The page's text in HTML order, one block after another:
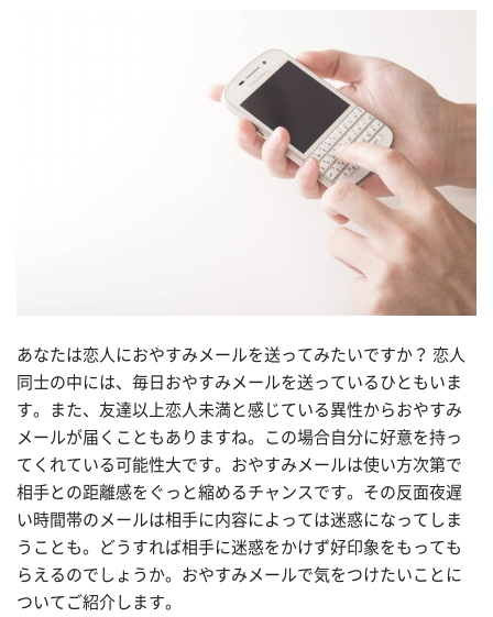
あなたは恋人におやすみメールを送ってみたいですか？ 恋人
同士の中には、毎日おやすみメールを送っているひともいま
す。また、友達以上恋人未満と感じている異性からおやすみ
メールが届くこともありますね。この場合自分に好意を持っ
てくれている可能性大です。おやすみメールは使い方次第で
相手との距離感をぐっと縮めるチャンスです。その反面夜遅
い時間帯のメールは相手に内容によっては迷惑になってしま
うことも。どうすれば相手に迷惑をかけず好印象をもっても
らえるのでしょうか。おやすみメールで気をつけたいことに
ついてご紹介します。